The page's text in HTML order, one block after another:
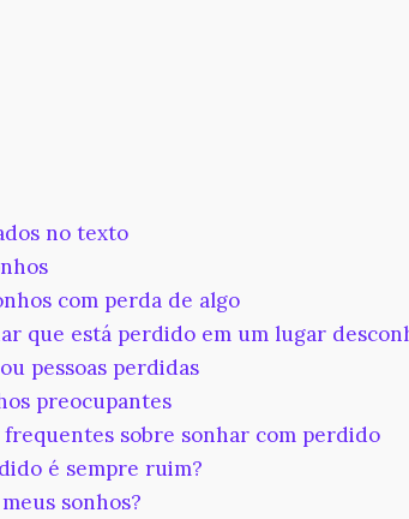
no texto
com perda de algo
que está perdido em um lugar
pessoas perdidas
preocupantes
sobre sonhar com perdido
é sempre ruim?
sonhos?